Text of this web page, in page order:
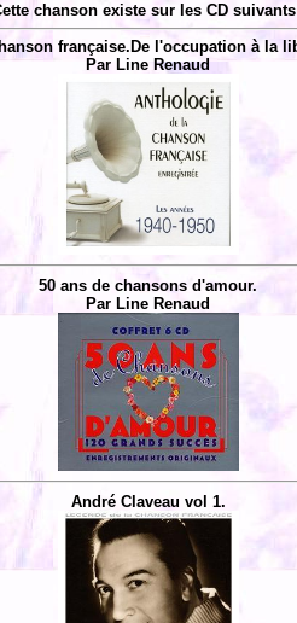
chanson existe sur les CD
française.De l'occupation à la
Par Line Renaud
50 ans de chansons d'amour.
Par Line Renaud
André Claveau vol 1.